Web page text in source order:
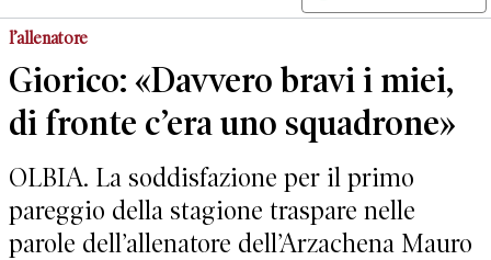
l’allenatore
Giorico: «Davvero bravi i miei,
di fronte c’era uno squadrone»
OLBIA. La soddisfazione per il primo
pareggio della stagione traspare nelle
parole dell’allenatore dell’Arzachena Mauro